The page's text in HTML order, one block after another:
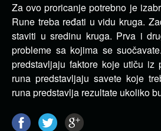
Za ovo proricanje potrebno je
Rune treba ređati u vidu kruga.
staviti u sredinu kruga. Prva i
probleme sa kojima se
predstavljaju faktore koje utiču iz
runa predstavljaju savete koje
runa predstavlja rezultate ukoliko